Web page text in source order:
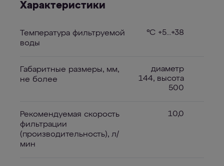
Характеристики
Температура фильтруемой
воды
°С +5...+38
Габаритные размеры, мм,
не более
диаметр
144, высота
500
Рекомендуемая скорость
фильтрации
(производительность), л/
мин
10,0